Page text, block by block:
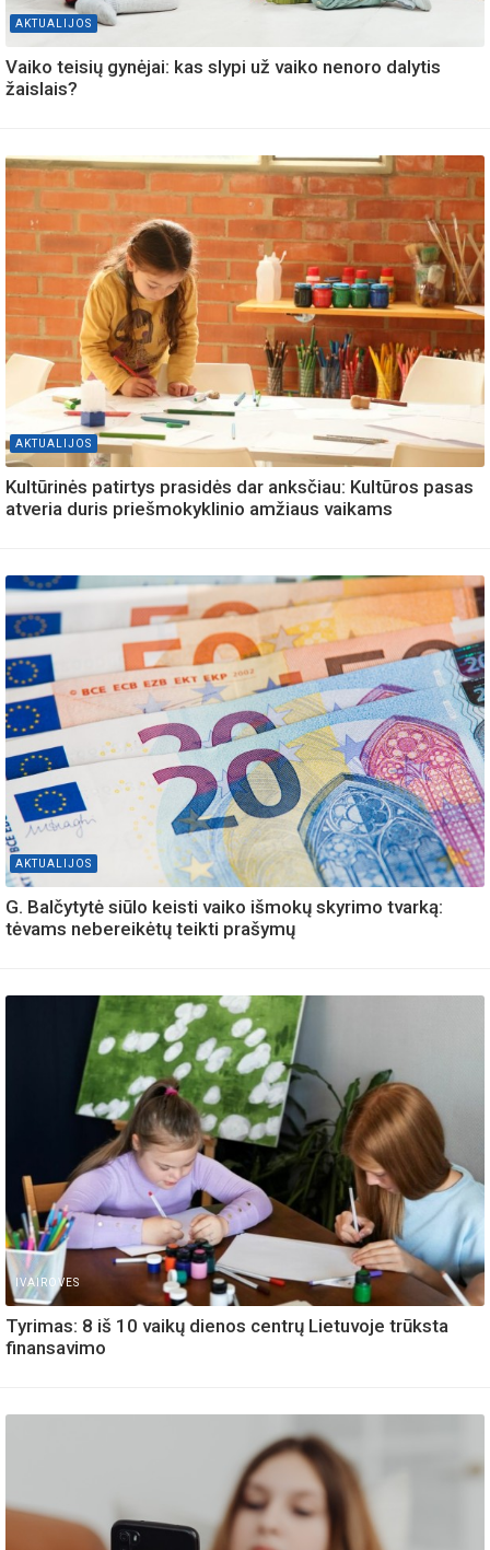
AKTUALIJOS
Vaiko teisių gynėjai: kas slypi už vaiko nenoro dalytis
žaislais?
AKTUALIJOS
Kultūrinės patirtys prasidės dar anksčiau: Kultūros pasas
atveria duris priešmokyklinio amžiaus vaikams
AKTUALIJOS
G. Balčytytė siūlo keisti vaiko išmokų skyrimo tvarką:
tėvams nebereikėtų teikti prašymų
IVAIROVES
Tyrimas: 8 iš 10 vaikų dienos centrų Lietuvoje trūksta
finansavimo